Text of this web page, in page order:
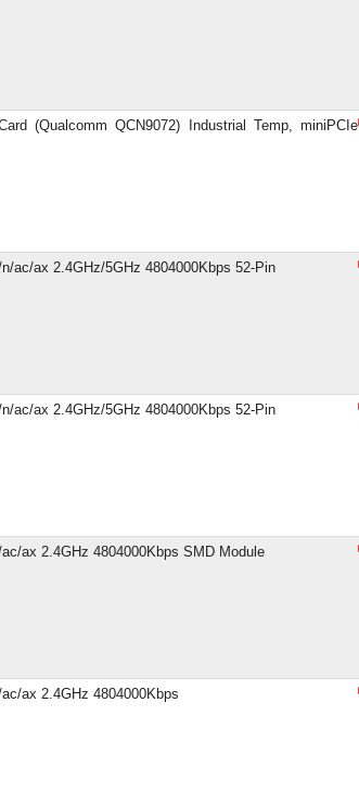
(Qualcomm QCN9072) Industrial Temp, miniPCIe
ac/ax 2.4GHz/5GHz 4804000Kbps 52-Pin
ac/ax 2.4GHz/5GHz 4804000Kbps 52-Pin
ax 2.4GHz 4804000Kbps SMD Module
ax 2.4GHz 4804000Kbps